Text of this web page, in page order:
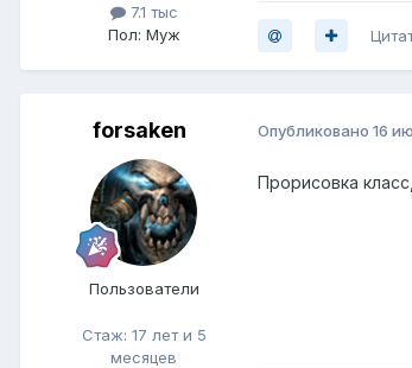
7.1 тыс
Пол: Муж
forsaken
Пользователи
Стаж: 17 лет и 5
месяцев
Опубликовано 16
Прорисовка